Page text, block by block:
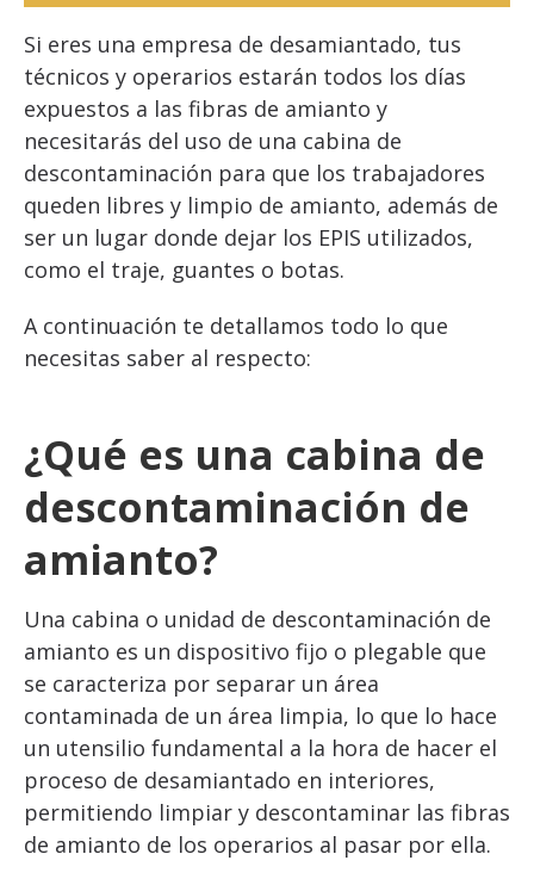
Si eres una empresa de desamiantado, tus
técnicos y operarios estarán todos los días
expuestos a las fibras de amianto y
necesitarás del uso de una cabina de
descontaminación para que los trabajadores
queden libres y limpio de amianto, además de
ser un lugar donde dejar los EPIS utilizados,
como el traje, guantes o botas.
A continuación te detallamos todo lo que
necesitas saber al respecto:
¿Qué es una cabina de
descontaminación de
amianto?
Una cabina o unidad de descontaminación de
amianto es un dispositivo fijo o plegable que
se caracteriza por separar un área
contaminada de un área limpia, lo que lo hace
un utensilio fundamental a la hora de hacer el
proceso de desamiantado en interiores,
permitiendo limpiar y descontaminar las fibras
de amianto de los operarios al pasar por ella.